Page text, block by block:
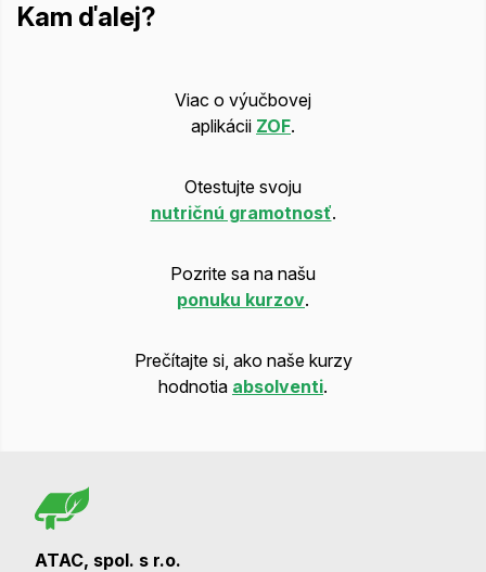
Kam ďalej?
Viac o výučbovej
aplikácii ZOF.
Otestujte svoju
nutričnú gramotnosť.
Pozrite sa na našu
ponuku kurzov.
Prečítajte si, ako naše kurzy
hodnotia absolventi.
ATAC, spol. s r.o.